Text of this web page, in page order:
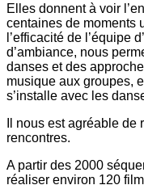
Elles donnent à voir
centaines de moments
l’efficacité de l’équipe
d’ambiance, nous
danses et des
musique aux groupes,
s’installe avec les
Il nous est agréable
rencontres.
A partir des 2000
réaliser environ 120